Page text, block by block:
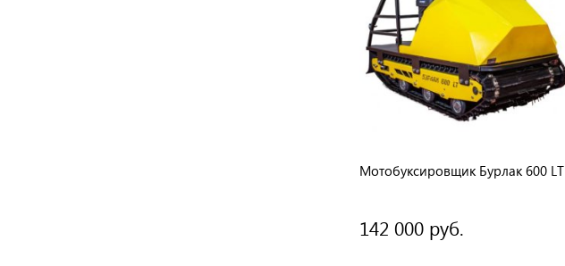
Мотобуксировщик Бурлак 600 LT
142 000 руб.